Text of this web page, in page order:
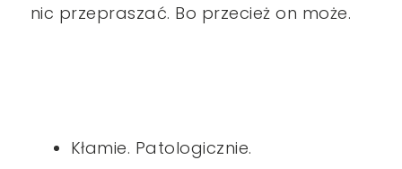
nic przepraszać. Bo przecież on może.
Kłamie. Patologicznie.